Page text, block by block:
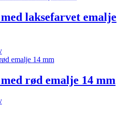
laksefarvet emalje
rød emalje 14 mm